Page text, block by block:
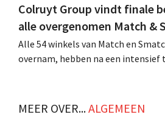
Colruyt Group vindt finale
alle overgenomen Match &
Alle 54 winkels van Match en
overnam, hebben na een intensief
.MEER OVER...ALGEMEEN